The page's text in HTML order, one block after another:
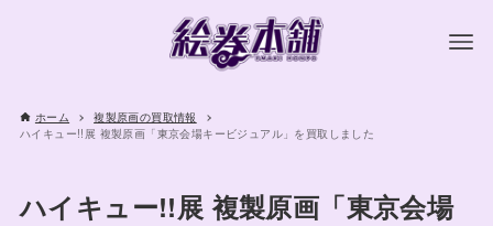
ホーム
複製原画の買取情報
ハイキュー!!展 複製原画「東京会場キービジュアル」を買取しました
ハイキュー!!展 複製原画「東京会場